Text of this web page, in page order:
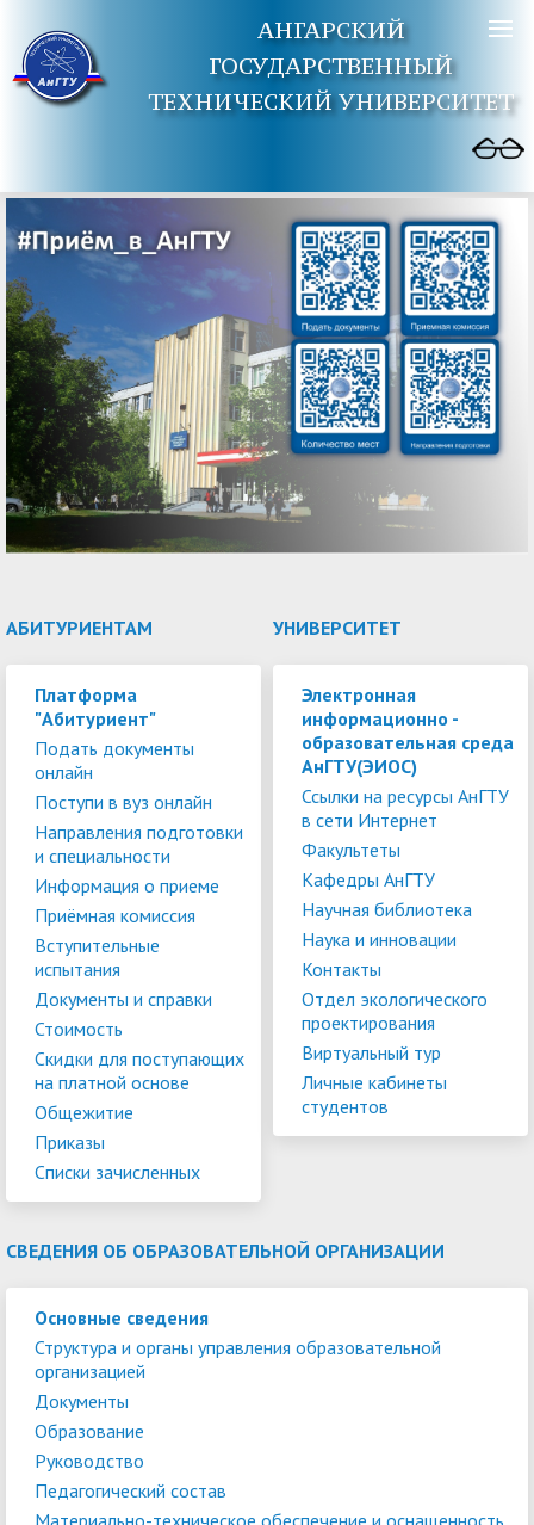
АНГАРСКИЙ
ГОСУДАРСТВЕННЫЙ
ТЕХНИЧЕСКИЙ УНИВЕРСИТЕТ
АБИТУРИЕНТАМ
Платформа
"Абитуриент"
Подать документы
онлайн
Поступи в вуз онлайн
Направления подготовки
и специальности
Информация о приеме
Приёмная комиссия
Вступительные
испытания
Документы и справки
Стоимость
Скидки для поступающих
на платной основе
Общежитие
Приказы
Списки зачисленных
УНИВЕРСИТЕТ
Электронная
информационно -
образовательная среда
АнГТУ(ЭИОС)
Ссылки на ресурсы АнГТУ
в сети Интернет
Факультеты
Кафедры АнГТУ
Научная библиотека
Наука и инновации
Контакты
Отдел экологического
проектирования
Виртуальный тур
Личные кабинеты
студентов
СВЕДЕНИЯ ОБ ОБРАЗОВАТЕЛЬНОЙ ОРГАНИЗАЦИИ
Основные сведения
Структура и органы управления образовательной
организацией
Документы
Образование
Руководство
Педагогический состав
Материально-техническое обеспечение и оснащенность